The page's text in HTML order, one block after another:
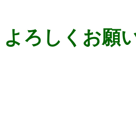
よろしくお願